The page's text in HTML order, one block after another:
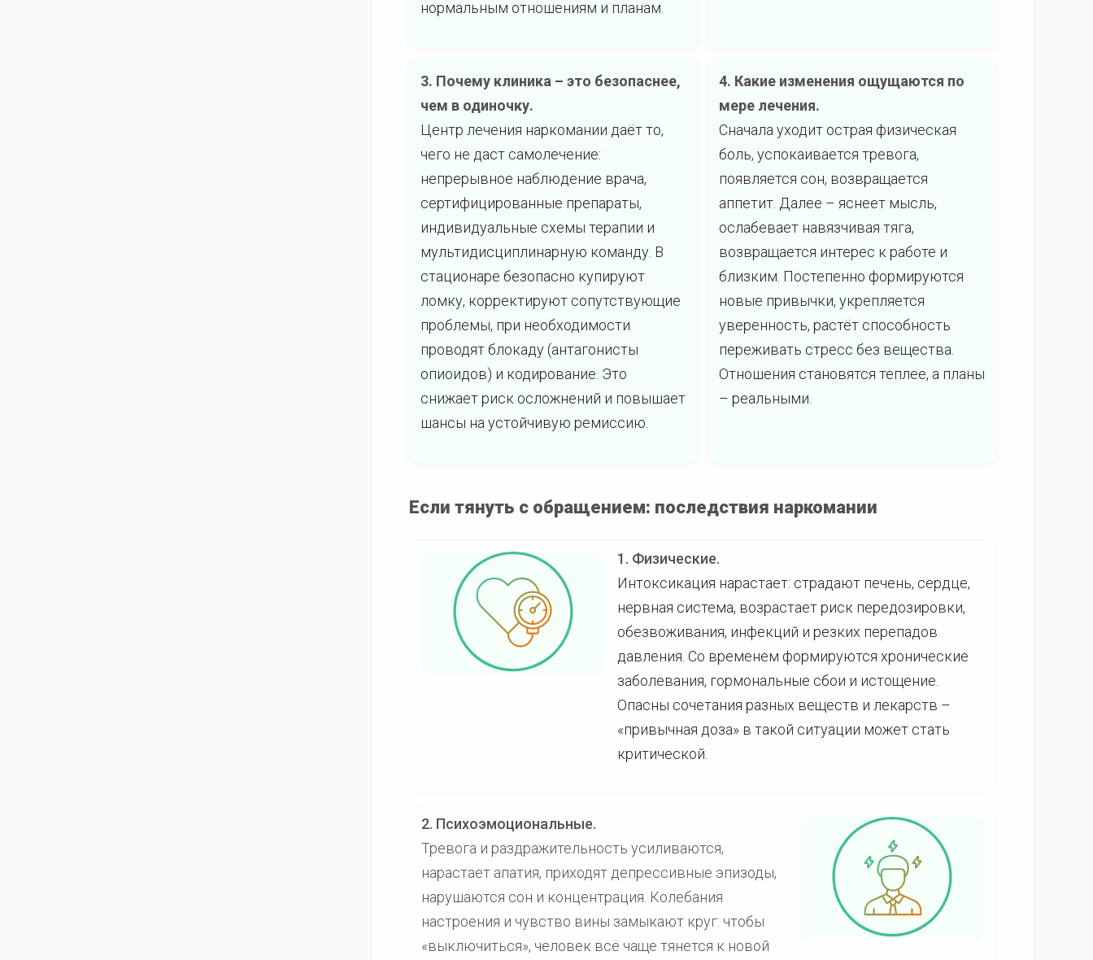
нормальным отношениям и планам.
3. Почему клиника – это безопаснее,
чем в одиночку.
Центр лечения наркомании даёт то,
чего не даст самолечение:
непрерывное наблюдение врача,
сертифицированные препараты,
индивидуальные схемы терапии и
мультидисциплинарную команду. В
стационаре безопасно купируют
ломку, корректируют сопутствующие
проблемы, при необходимости
проводят блокаду (антагонисты
опиоидов) и кодирование. Это
снижает риск осложнений и повышает
шансы на устойчивую ремиссию.
4. Какие изменения ощущаются по
мере лечения.
Сначала уходит острая физическая
боль, успокаивается тревога,
появляется сон, возвращается
аппетит. Далее – яснеет мысль,
ослабевает навязчивая тяга,
возвращается интерес к работе и
близким. Постепенно формируются
новые привычки, укрепляется
уверенность, растёт способность
переживать стресс без вещества.
Отношения становятся теплее, а планы
– реальными.
Если тянуть с обращением: последствия наркомании
1. Физические.
Интоксикация нарастает: страдают печень, сердце,
нервная система, возрастает риск передозировки,
обезвоживания, инфекций и резких перепадов
давления. Со временем формируются хронические
заболевания, гормональные сбои и истощение.
Опасны сочетания разных веществ и лекарств –
«привычная доза» в такой ситуации может стать
критической.
2. Психоэмоциональные.
Тревога и раздражительность усиливаются,
нарастает апатия, приходят депрессивные эпизоды,
нарушаются сон и концентрация. Колебания
настроения и чувство вины замыкают круг: чтобы
«выключиться», человек всё чаще тянется к новой